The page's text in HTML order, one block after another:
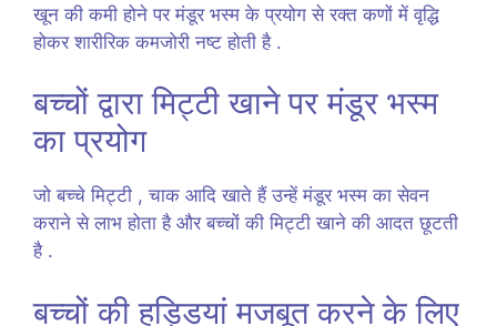
खून की कमी होने पर मंडूर भस्म के प्रयोग से रक्त कणों में वृद्धि
होकर शारीरिक कमजोरी नष्ट होती है .
बच्चों द्वारा मिट्टी खाने पर मंडूर भस्म
का प्रयोग
जो बच्चे मिट्टी , चाक आदि खाते हैं उन्हें मंडूर भस्म का सेवन
कराने से लाभ होता है और बच्चों की मिट्टी खाने की आदत छूटती
है .
बच्चों की हड्डियां मजबूत करने के लिए